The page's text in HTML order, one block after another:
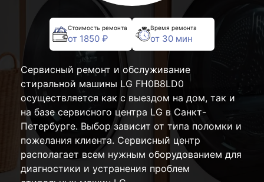
Стоимость ремонта
от 1850 ₽
Время ремонта
от 30 мин
Сервисный ремонт и обслуживание
стиральной машины LG FH0B8LD0
осуществляется как с выездом на дом, так и
на базе сервисного центра LG в Санкт-
Петербурге. Выбор зависит от типа поломки и
пожелания клиента. Сервисный центр
располагает всем нужным оборудованием для
диагностики и устранения проблем